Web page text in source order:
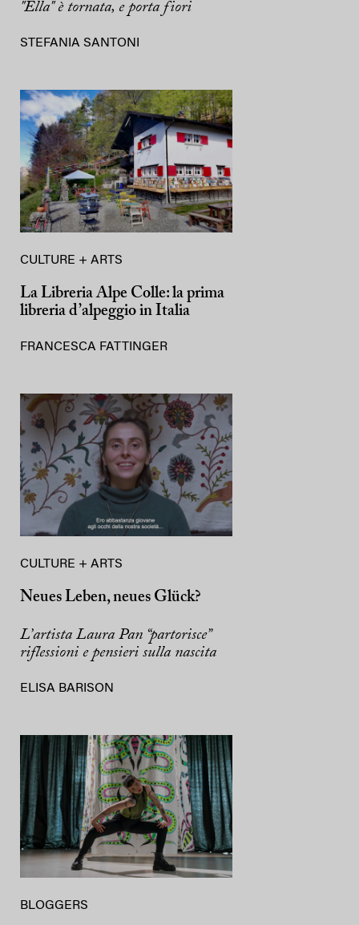
"Ella" è tornata, e porta fiori
STEFANIA SANTONI
CULTURE + ARTS
La Libreria Alpe Colle: la prima
libreria d’alpeggio in Italia
FRANCESCA FATTINGER
CULTURE + ARTS
Neues Leben, neues Glück?
L’artista Laura Pan “partorisce”
riflessioni e pensieri sulla nascita
ELISA BARISON
BLOGGERS